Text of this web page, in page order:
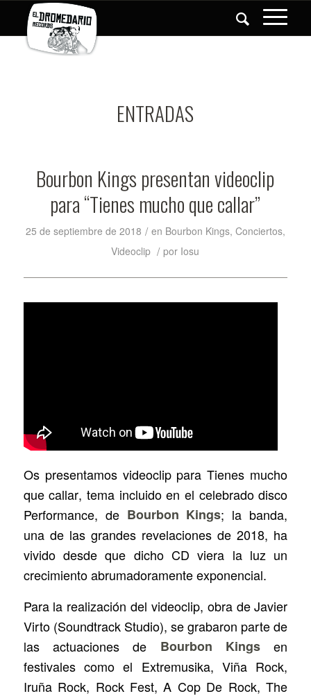
ENTRADAS
Bourbon Kings presentan videoclip
para “Tienes mucho que callar”
25 de septiembre de 2018 / en Bourbon Kings, Conciertos,
Videoclip / por Iosu
Os presentamos videoclip paraTienes mucho
que callar, tema incluido en el celebrado disco
Performance, de Bourbon Kings; la banda,
una de las grandes revelaciones de 2018, ha
vivido desde que dicho CD viera la luz un
crecimiento abrumadoramente exponencial.
Para la realización del videoclip, obra de Javier
Virto (Soundtrack Studio), se grabaron parte de
las actuaciones de Bourbon Kings en
festivales como el Extremusika, Viña Rock,
Iruña Rock, Rock Fest, A Cop De Rock, The